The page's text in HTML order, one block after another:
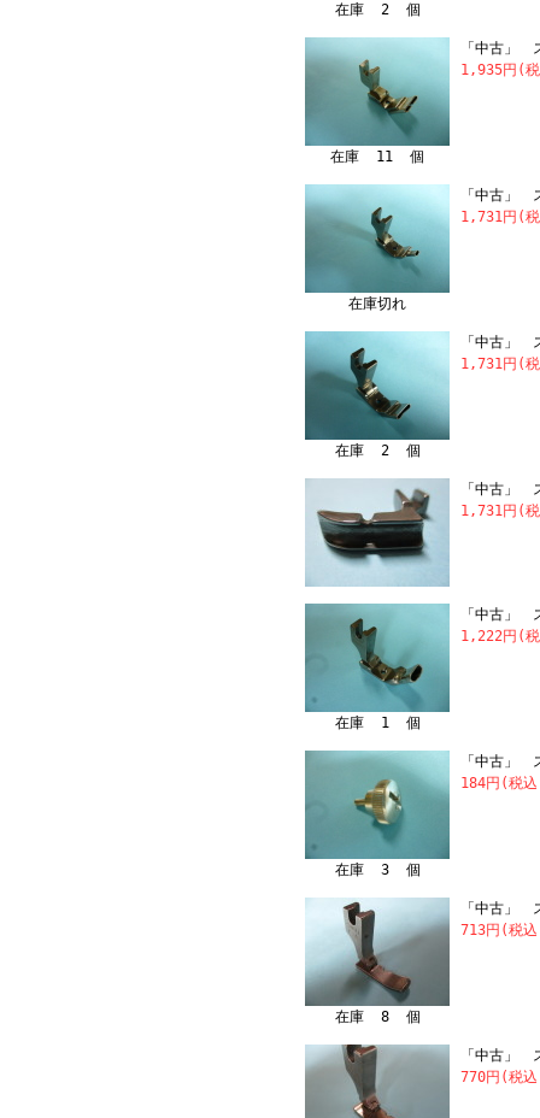
在庫 2 個
在庫 11 個
「中古」
1,935円(
在庫切れ
「中古」
1,731円(
在庫 2 個
「中古」
1,731円(
「中古」
1,731円(
在庫 1 個
「中古」
1,222円(
在庫 3 個
「中古」
184円(税
在庫 8 個
「中古」
713円(税
「中古」
770円(税